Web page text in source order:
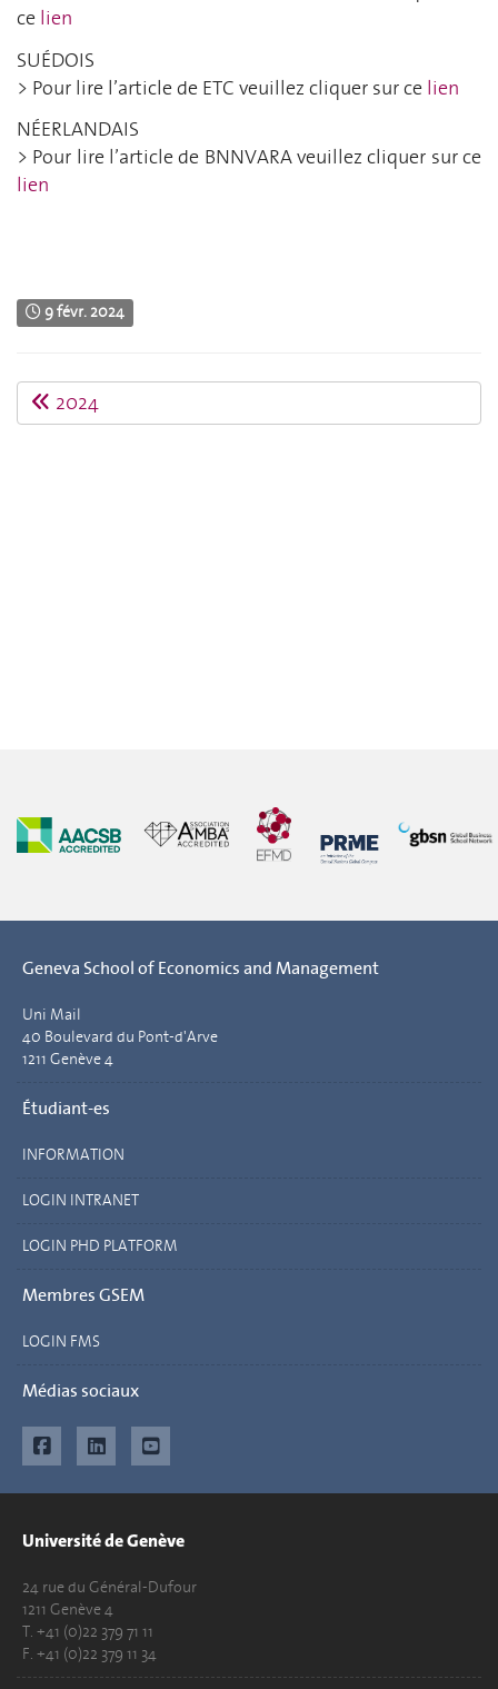
ce lien
SUÉDOIS
> Pour lire l’article de ETC veuillez cliquer sur ce lien
NÉERLANDAIS
> Pour lire l’article de BNNVARA veuillez cliquer sur ce
lien
9 févr. 2024
2024
Geneva School of Economics and Management
Uni Mail
40 Boulevard du Pont-d'Arve
1211 Genève 4
Étudiant-es
INFORMATION
LOGIN INTRANET
LOGIN PHD PLATFORM
Membres GSEM
LOGIN FMS
Médias sociaux
Université de Genève
24 rue du Général-Dufour
1211 Genève 4
T. +41 (0)22 379 71 11
F. +41 (0)22 379 11 34